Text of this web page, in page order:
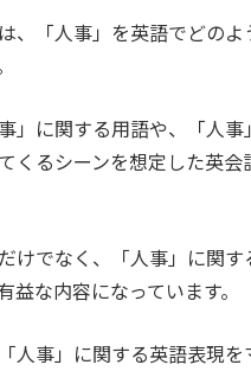
、「人事」を英語でどの
」に関する用語や、「人
くるシーンを想定した英
けでなく、「人事」に関
益な内容になっています。
人事」に関する英語表現